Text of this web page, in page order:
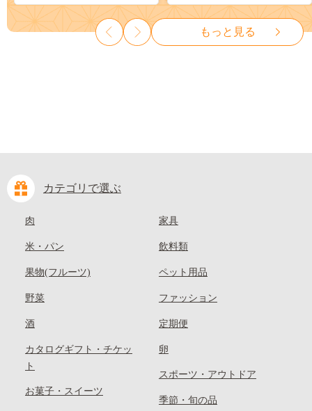
ット ぶどう ブドウ 葡萄 大粒
種なし 先行予約 富士川町
10000円 一万円 9000円 九千円
も 先行予約 送料無料 果物 岡
山県 笠岡市 清水白桃 白鳳 白
麗 クール便---
kasaoka_zsy_419_100---
もっと見る
カテゴリで選ぶ
肉
米・パン
果物(フルーツ)
野菜
酒
カタログギフト・チケッ
ト
お菓子・スイーツ
家具
飲料類
ペット用品
ファッション
定期便
卵
スポーツ・アウトドア
季節・旬の品